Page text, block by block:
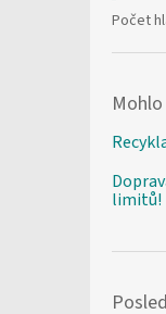
Počet
limitů!